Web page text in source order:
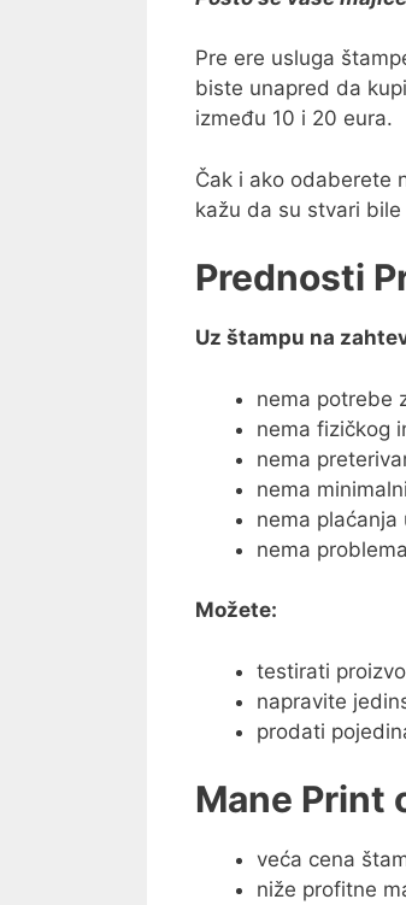
Pre ere usluga
biste unapred da
između 10 i 20 eura.
Čak i ako odaberete
kažu da su stvari
Prednosti
Uz štampu na
nema potrebe
nema fizičkog
nema
nema
nema plaćanja
nema
Možete:
testirati
napravite
prodati
Mane Print
veća cena
niže profitne